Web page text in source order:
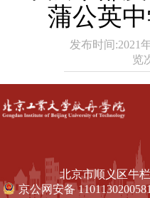
蒲公英
发布时间:2021
览
北京市顺义区牛
京公网安备